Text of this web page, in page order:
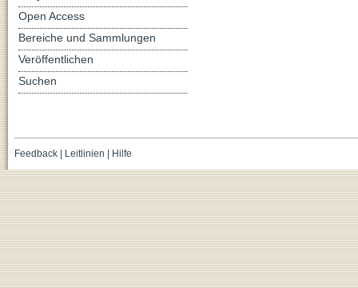
Open Access
Bereiche und Sammlungen
Veröffentlichen
Suchen
Feedback| Leitlinien | Hilfe